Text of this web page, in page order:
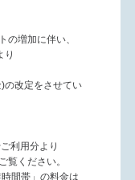
の増加に伴い、
り
の改定をさせてい
利用分より
覧ください。
間帯」の料金は